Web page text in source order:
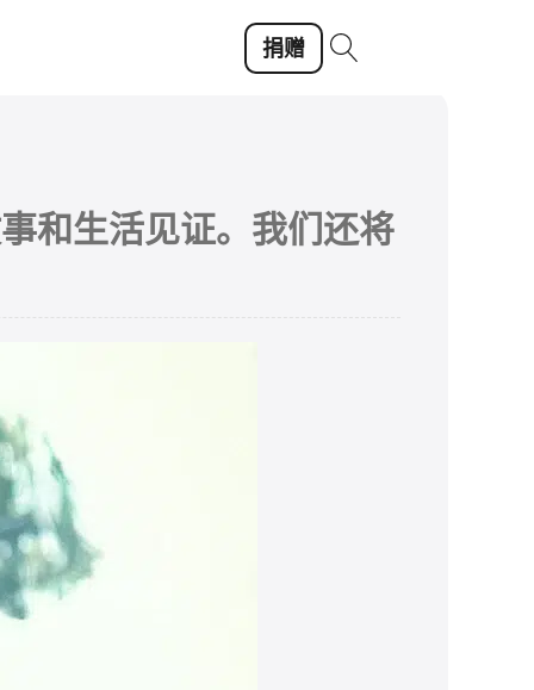
捐赠
和生活见证。我们还将